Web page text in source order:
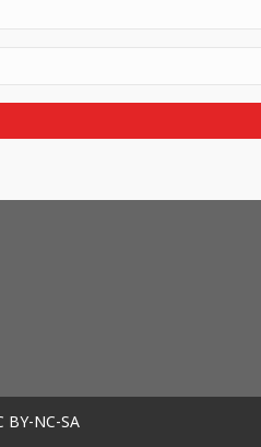
BY-NC-SA